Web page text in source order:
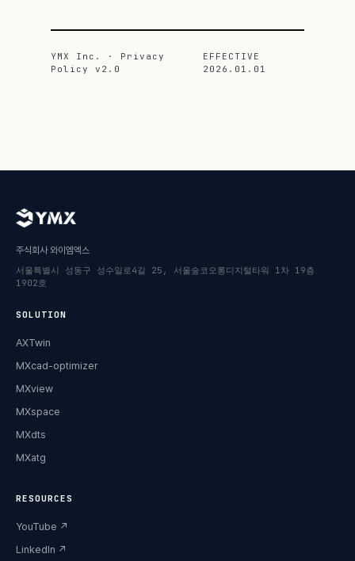
YMX Inc. · Privacy
Policy v2.0
EFFECTIVE
2026.01.01
주식회사 와이엠엑스
서울특별시 성동구 성수일로4길 25, 서울숲코오롱디지털타워 1차 19층
1902호
SOLUTION
AXTwin
MXcad-optimizer
MXview
MXspace
MXdts
MXatg
RESOURCES
YouTube ↗
LinkedIn ↗